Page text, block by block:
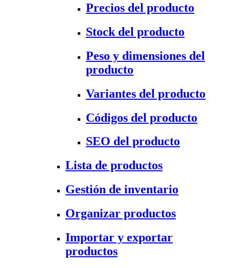
Precios del producto
Stock del producto
Peso y dimensiones del
producto
Variantes del producto
Códigos del producto
SEO del producto
Lista de productos
Gestión de inventario
Organizar productos
Importar y exportar
productos